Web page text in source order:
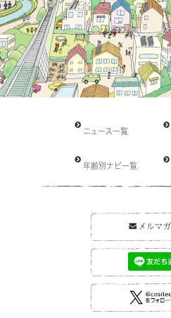
ニュース一覧
年齢別ナビ一覧